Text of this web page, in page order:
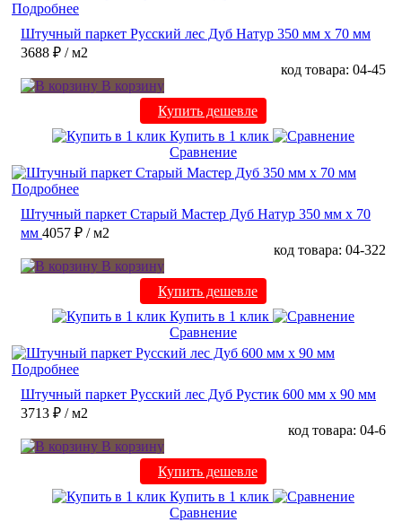
Подробнее
Штучный паркет Русский лес Дуб Натур 350 мм х 70 мм
3688 ₽ / м2
код товара: 04-45
В корзину
Купить дешевле
Купить в 1 клик
Сравнение
Подробнее
Штучный паркет Старый Мастер Дуб Натур 350 мм х 70
мм 4057 ₽ / м2
код товара: 04-322
В корзину
Купить дешевле
Купить в 1 клик
Сравнение
Подробнее
Штучный паркет Русский лес Дуб Рустик 600 мм х 90 мм
3713 ₽ / м2
код товара: 04-6
В корзину
Купить дешевле
Купить в 1 клик
Сравнение